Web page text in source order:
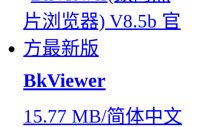
BkViewer
15.77 MB/简体中文